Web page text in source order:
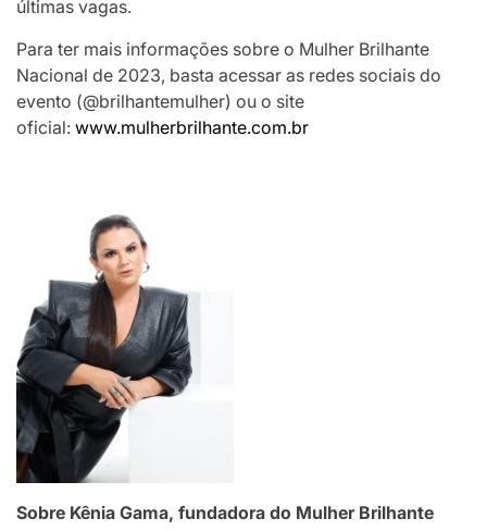
últimas vagas.
Para ter mais informações sobre o Mulher Brilhante
Nacional de 2023, basta acessar as redes sociais do
evento (@brilhantemulher) ou o site
oficial: www.mulherbrilhante.com.br
Sobre Kênia Gama, fundadora do Mulher Brilhante